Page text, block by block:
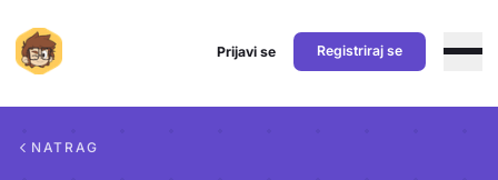
Prijavi se Registriraj se
NATRAG